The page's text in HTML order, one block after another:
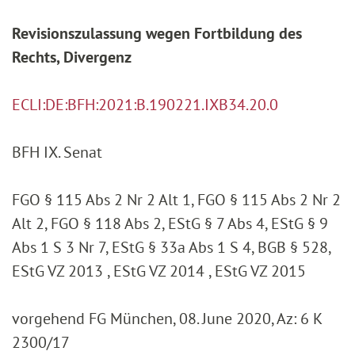
Revisionszulassung wegen Fortbildung des
Rechts, Divergenz
ECLI:DE:BFH:2021:B.190221.IXB34.20.0
BFH IX. Senat
FGO § 115 Abs 2 Nr 2 Alt 1, FGO § 115 Abs 2 Nr 2
Alt 2, FGO § 118 Abs 2, EStG § 7 Abs 4, EStG § 9
Abs 1 S 3 Nr 7, EStG § 33a Abs 1 S 4, BGB § 528,
EStG VZ 2013 , EStG VZ 2014 , EStG VZ 2015
vorgehend FG München, 08. June 2020, Az: 6 K
2300/17